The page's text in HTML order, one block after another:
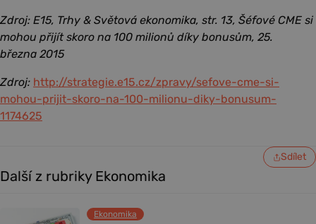
Zdroj: E15, Trhy & Světová ekonomika, str. 13, Šéfové CME si
mohou přijít skoro na 100 milionů díky bonusům, 25.
března 2015
Zdroj: http://strategie.e15.cz/zpravy/sefove-cme-si-
mohou-prijit-skoro-na-100-milionu-diky-bonusum-
1174625
Sdílet
Další z rubriky Ekonomika
Ekonomika